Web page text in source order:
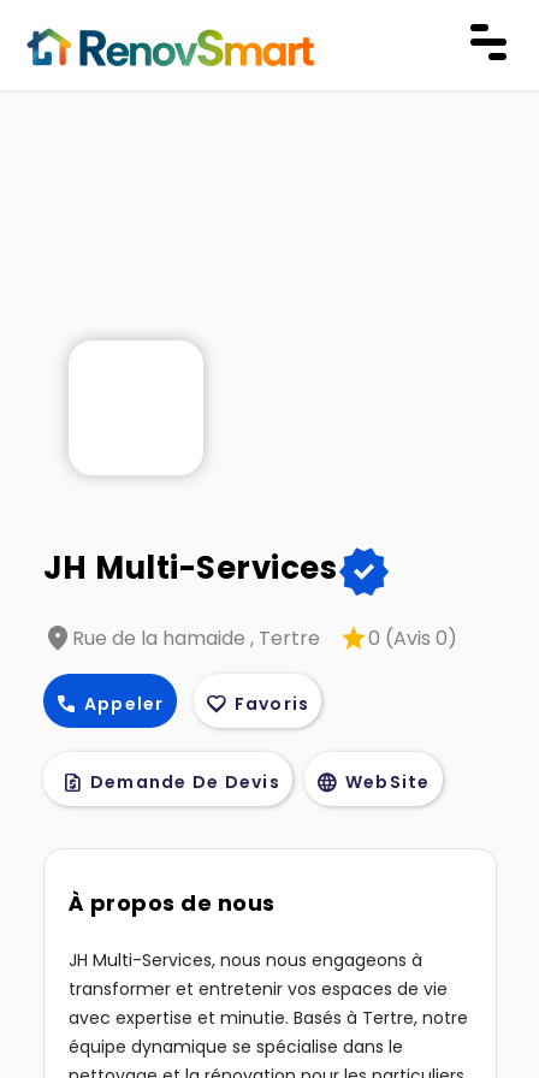
JH Multi-Servicesverified
location_on Rue de la hamaide , Tertre star0 (Avis 0)
call Appeler favorite Favoris
request_quote Demande De Devis language WebSite
À propos de nous
JH Multi-Services, nous nous engageons à
transformer et entretenir vos espaces de vie
avec expertise et minutie. Basés à Tertre, notre
équipe dynamique se spécialise dans le